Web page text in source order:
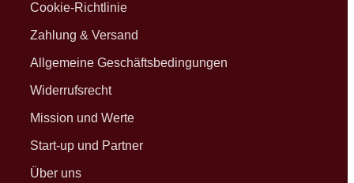
Cookie-Richtlinie
Zahlung & Versand
Allgemeine Geschäftsbedingungen
Widerrufsrecht
Mission und Werte
Start-up und Partner
Über uns